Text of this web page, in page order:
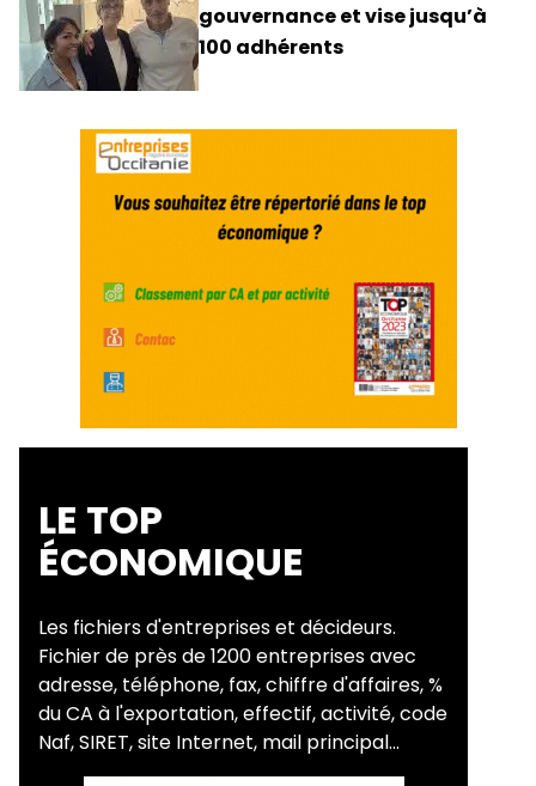
gouvernance et vise jusqu’à
100 adhérents
LE TOP
ÉCONOMIQUE
Les fichiers d'entreprises et décideurs.
Fichier de près de 1200 entreprises avec
adresse, téléphone, fax, chiffre d'affaires, %
du CA à l'exportation, effectif, activité, code
Naf, SIRET, site Internet, mail principal...